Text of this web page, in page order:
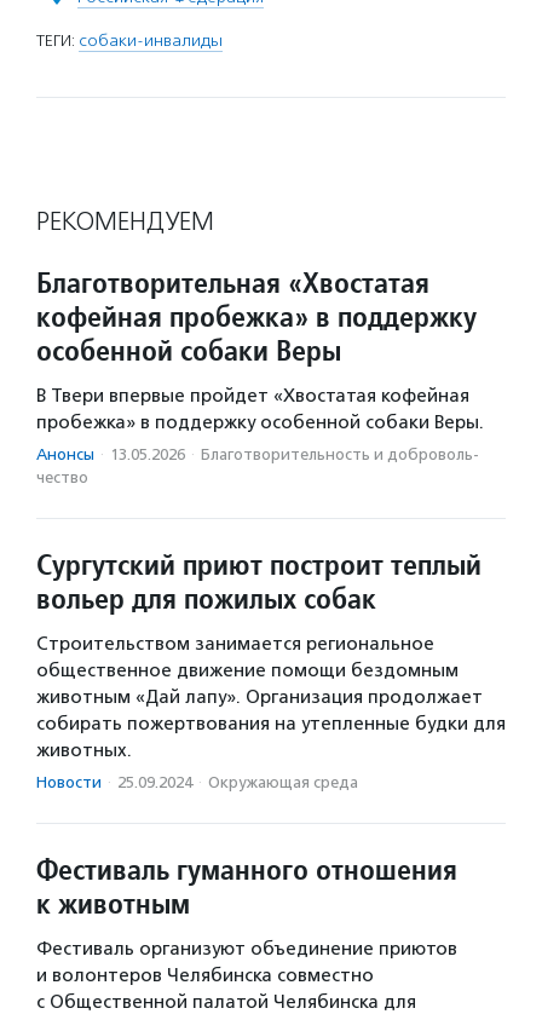
ТЕГИ: собаки-инвалиды
РЕКОМЕНДУЕМ
Благотворительная «Хвостатая
кофейная пробежка» в поддержку
особенной собаки Веры
В Твери впервые пройдет «Хвостатая кофейная
пробежка» в поддержку особенной собаки Веры.
Анонсы · 13.05.2026 · Благотвори­тель­ность и доброволь­
чест­во
Сургутский приют построит теплый
вольер для пожилых собак
Строительством занимается региональное
общественное движение помощи бездомным
животным «Дай лапу». Организация продолжает
собирать пожертвования на утепленные будки для
животных.
Новости · 25.09.2024 · Окружающая среда
Фестиваль гуманного отношения
к животным
Фестиваль организуют объединение приютов
и волонтеров Челябинска совместно
с Общественной палатой Челябинска для